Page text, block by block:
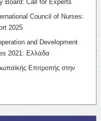
Board: Call for Experts
Council of Nurses:
2025
and Development
2021: Ελλάδα
Επιτροπής στην